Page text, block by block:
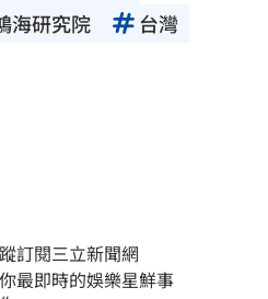
海研究院 台灣
訂閱三立新聞網
最即時的娛樂星鮮事